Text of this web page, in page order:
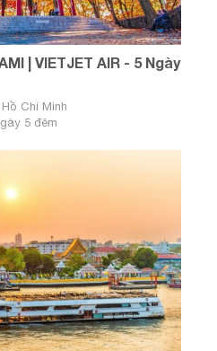
| VIETJET AIR - 5 Ngày
Hồ Chí Minh
5 đêm